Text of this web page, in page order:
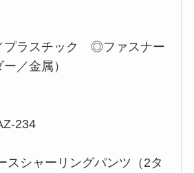
プラスチック ◎ファスナー
／金属）
234
スシャーリングパンツ（2タ